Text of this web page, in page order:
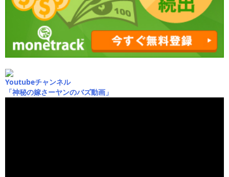
Youtubeチャンネル
「神秘の嫁さーヤンのバズ動画」